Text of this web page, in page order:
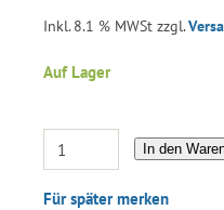
Inkl. 8.1 % MWSt zzgl.
Auf Lager
In den
Für später merken